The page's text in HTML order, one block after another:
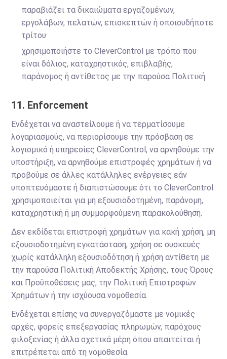
παραβιάζει τα δικαιώματα εργαζομένων,
εργολάβων, πελατών, επισκεπτών ή οποιουδήποτε
τρίτου·
χρησιμοποιήστε το CleverControl με τρόπο που
είναι δόλιος, καταχρηστικός, επιβλαβής,
παράνομος ή αντίθετος με την παρούσα Πολιτική.
11. Enforcement
Ενδέχεται να αναστείλουμε ή να τερματίσουμε
λογαριασμούς, να περιορίσουμε την πρόσβαση σε
λογισμικό ή υπηρεσίες CleverControl, να αρνηθούμε την
υποστήριξη, να αρνηθούμε επιστροφές χρημάτων ή να
προβούμε σε άλλες κατάλληλες ενέργειες εάν
υποπτευόμαστε ή διαπιστώσουμε ότι το CleverControl
χρησιμοποιείται για μη εξουσιοδοτημένη, παράνομη,
καταχρηστική ή μη συμμορφούμενη παρακολούθηση.
Δεν εκδίδεται επιστροφή χρημάτων για κακή χρήση, μη
εξουσιοδοτημένη εγκατάσταση, χρήση σε συσκευές
χωρίς κατάλληλη εξουσιοδότηση ή χρήση αντίθετη με
την παρούσα Πολιτική Αποδεκτής Χρήσης, τους Όρους
και Προϋποθέσεις μας, την Πολιτική Επιστροφών
Χρημάτων ή την ισχύουσα νομοθεσία.
Ενδέχεται επίσης να συνεργαζόμαστε με νομικές
αρχές, φορείς επεξεργασίας πληρωμών, παρόχους
φιλοξενίας ή άλλα σχετικά μέρη όπου απαιτείται ή
επιτρέπεται από τη νομοθεσία.